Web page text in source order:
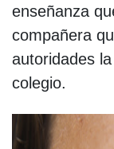
enseñanza
compañera
autoridades
colegio.